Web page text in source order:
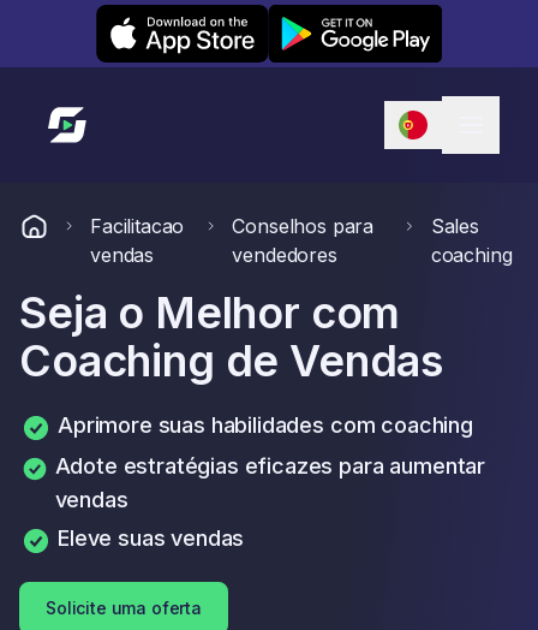
Leexi on iOS Leexi on Android
Link para a página inicial
Facilitacao
vendas
Conselhos para
vendedores
Sales
coaching
Seja o Melhor com
Coaching de Vendas
Aprimore suas habilidades com coaching
Adote estratégias eficazes para aumentar
vendas
Eleve suas vendas
Solicite uma oferta